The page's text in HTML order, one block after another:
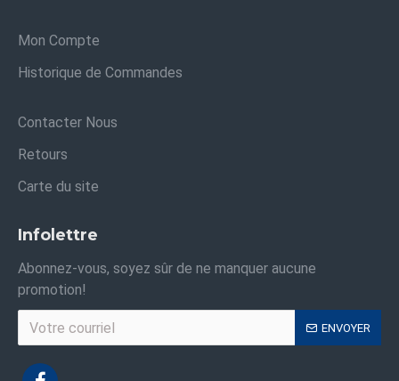
Mon Compte
Historique de Commandes
Contacter Nous
Retours
Carte du site
Infolettre
Abonnez-vous, soyez sûr de ne manquer aucune
promotion!
ENVOYER